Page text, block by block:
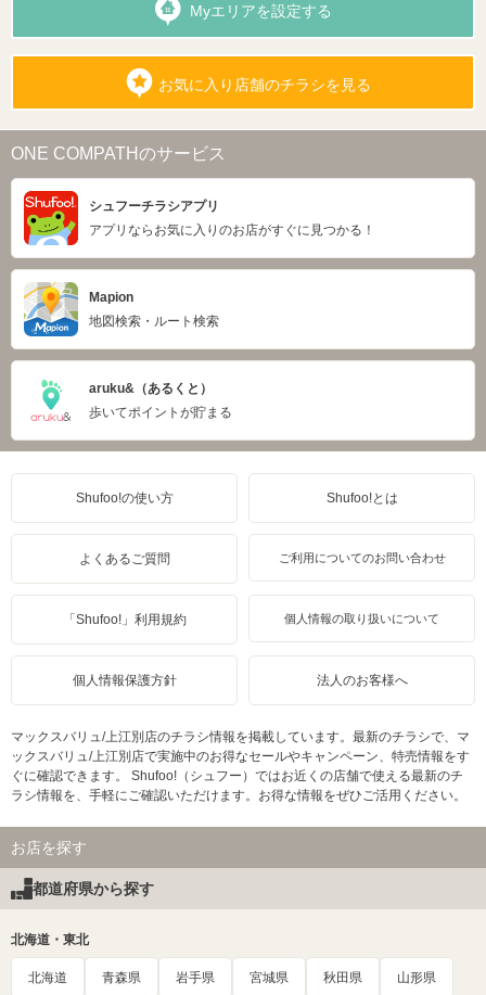
Myエリアを設定する
お気に入り店舗のチラシを見る
ONE COMPATHのサービス
シュフーチラシアプリ
アプリならお気に入りのお店がすぐに見つかる！
Mapion
地図検索・ルート検索
aruku&（あるくと）
歩いてポイントが貯まる
Shufoo!の使い方 Shufoo!とは
よくあるご質問 ご利用についてのお問い合わせ
「Shufoo!」利用規約 個人情報の取り扱いについて
個人情報保護方針 法人のお客様へ
マックスバリュ/上江別店のチラシ情報を掲載しています。最新のチラシで、マ
ックスバリュ/上江別店で実施中のお得なセールやキャンペーン、特売情報をす
ぐに確認できます。 Shufoo!（シュフー）ではお近くの店舗で使える最新のチ
ラシ情報を、手軽にご確認いただけます。お得な情報をぜひご活用ください。
お店を探す
都道府県から探す
北海道・東北
北海道 青森県 岩手県 宮城県 秋田県 山形県